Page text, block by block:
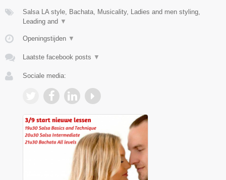
Salsa LA style, Bachata, Musicality, Ladies and men styling,
Leading and ▼
Openingstijden ▼
Laatste facebook posts ▼
Sociale media: